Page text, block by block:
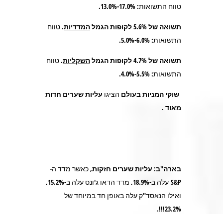
טווח התשואות: 17.0%-13.0%.
תשואה של 5.6% לקופות הגמל המדדיות.טווח
התשואות:
6.0%-5.0%.
תשואה של 4.7% לקופות הגמל השקליות.טווח
התשואות: 5.5%-4.0%.
שוקי המניות בעולם הציגו עליות שערים חדות
מאוד .
בארה"ב: עליות שערים חזקות, כאשר מדד ה-
S&P עלה ב-18.9%, מדד הדאו ג'ונס עלה ב-15.2%,
ואילו הנאסד"ק עלה באופן חד במיוחד של
23.2%!!!.